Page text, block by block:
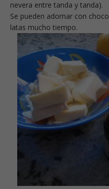
nevera entre tanda y tanda).
Se pueden adornar con
latas mucho tiempo.